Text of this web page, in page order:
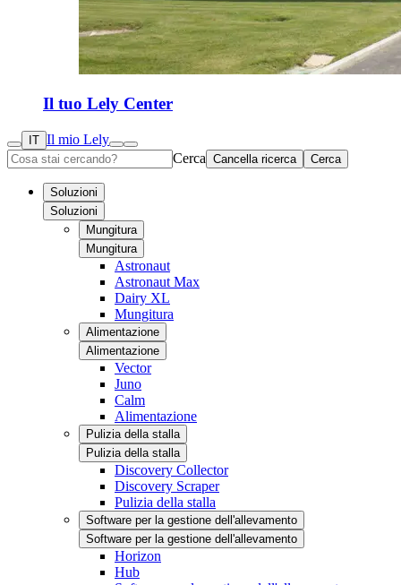
Il tuo Lely Center
IT Il mio Lely
Cerca Cancella ricerca Cerca
Soluzioni
Soluzioni
Mungitura
Mungitura
Astronaut
Astronaut Max
Dairy XL
Mungitura
Alimentazione
Alimentazione
Vector
Juno
Calm
Alimentazione
Pulizia della stalla
Pulizia della stalla
Discovery Collector
Discovery Scraper
Pulizia della stalla
Software per la gestione dell'allevamento
Software per la gestione dell'allevamento
Horizon
Hub